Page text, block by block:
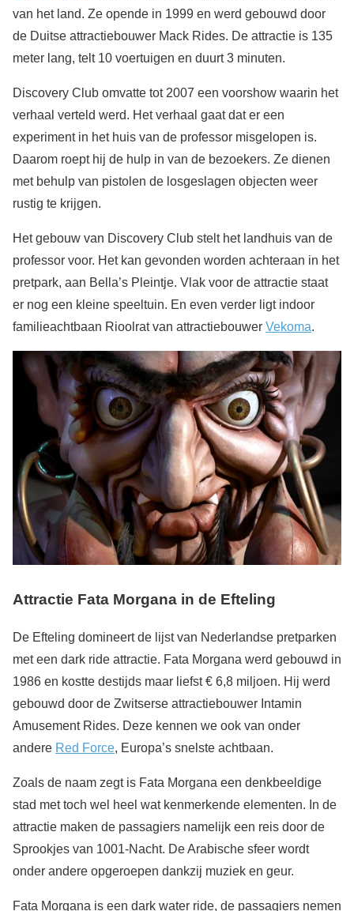
van het land. Ze opende in 1999 en werd gebouwd door
de Duitse attractiebouwer Mack Rides. De attractie is 135
meter lang, telt 10 voertuigen en duurt 3 minuten.
Discovery Club omvatte tot 2007 een voorshow waarin het
verhaal verteld werd. Het verhaal gaat dat er een
experiment in het huis van de professor misgelopen is.
Daarom roept hij de hulp in van de bezoekers. Ze dienen
met behulp van pistolen de losgeslagen objecten weer
rustig te krijgen.
Het gebouw van Discovery Club stelt het landhuis van de
professor voor. Het kan gevonden worden achteraan in het
pretpark, aan Bella’s Pleintje. Vlak voor de attractie staat
er nog een kleine speeltuin. En even verder ligt indoor
familieachtbaan Rioolrat van attractiebouwer Vekoma.
Attractie Fata Morgana in de Efteling
De Efteling domineert de lijst van Nederlandse pretparken
met een dark ride attractie. Fata Morgana werd gebouwd in
1986 en kostte destijds maar liefst € 6,8 miljoen. Hij werd
gebouwd door de Zwitserse attractiebouwer Intamin
Amusement Rides. Deze kennen we ook van onder
andere Red Force, Europa’s snelste achtbaan.
Zoals de naam zegt is Fata Morgana een denkbeeldige
stad met toch wel heel wat kenmerkende elementen. In de
attractie maken de passagiers namelijk een reis door de
Sprookjes van 1001-Nacht. De Arabische sfeer wordt
onder andere opgeroepen dankzij muziek en geur.
Fata Morgana is een dark water ride, de passagiers nemen